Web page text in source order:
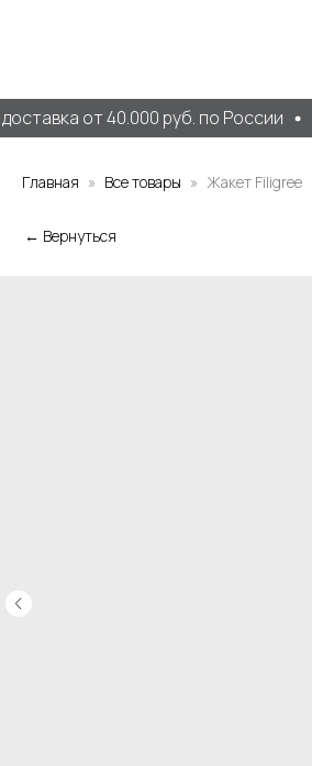
от 40.000 руб. по России
Главная Все товары Жакет Filigree
← Вернуться